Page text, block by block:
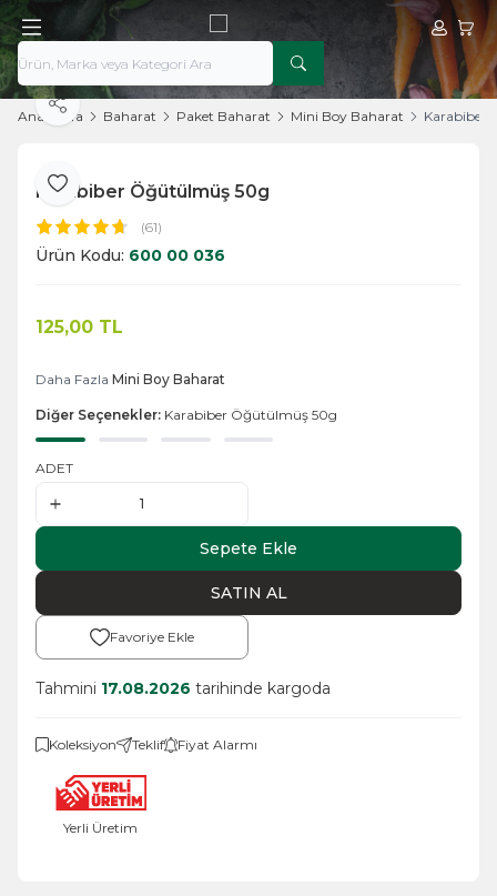
Hesabım
Ana Sayfa Baharat Paket Baharat Mini Boy Baharat Karabiber
Favoriye Ekle
Paylaş
Karabiber Öğütülmüş 50g
(61)
Ürün Kodu: 600 00 036
125,00 TL
Daha Fazla Mini Boy Baharat
Diğer Seçenekler: Karabiber Öğütülmüş 50g
ADET
Sepete Ekle
SATIN AL
Favoriye Ekle
Tahmini 17.08.2026 tarihinde kargoda
Koleksiyon Teklif Fiyat Alarmı
Yerli Üretim